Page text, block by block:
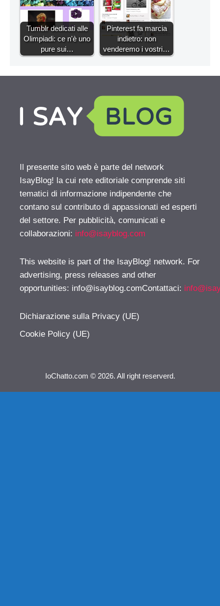
Tumblr dedicati alle
Olimpiadi: ce n'è uno
pure sui…
Pinterest fa marcia
indietro: non
venderemo i vostri…
Il presente sito web è parte del network
IsayBlog! la cui rete editoriale comprende siti
tematici di informazione indipendente che
contano sul contributo di appassionati ed esperti
del settore. Per pubblicità, comunicati e
collaborazioni: info@isayblog.com
This website is part of the IsayBlog! network. For
advertising, press releases and other
opportunities: info@isayblog.comContattaci:
Dichiarazione sulla Privacy (UE)
Cookie Policy (UE)
IoChatto.com © 2026. All right reserverd.